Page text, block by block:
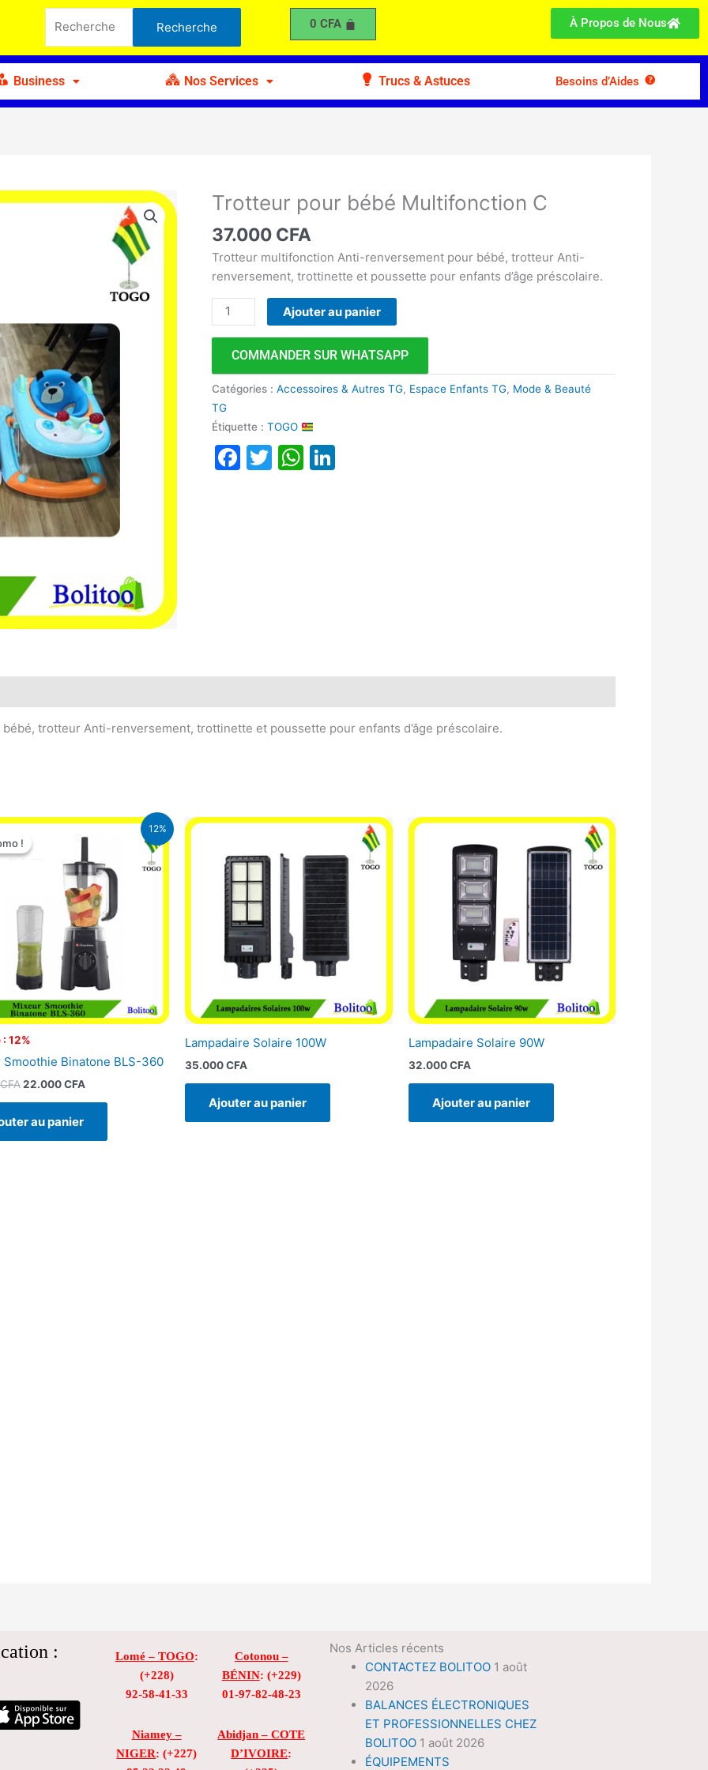
pour :
Recherche 0 CFA À Propos de Nous
Business Nos Services Trucs & Astuces Besoins d’Aides
Trotteur pour bébé Multifonction C
37.000 CFA
Trotteur multifonction Anti-renversement pour bébé, trotteur Anti-
renversement, trottinette et poussette pour enfants d’âge préscolaire.
quantité
Trotteur
pour
bébé
Ajouter au panier
COMMANDER SUR WHATSAPP
Catégories :Accessoires & Autres TG, Espace Enfants TG, Mode & Beauté
TG
Étiquette :TOGO
Facebook
TwitterWhatsApp
trotteur Anti-renversement, trottinette et poussette pour enfants d’âge préscolaire.
12%
!
12%
!
Smoothie Binatone BLS-360
CFA
Le
initial
25.000 CFA.
22.000CFA
Le
prix
est :
22.000 CFA.
au panier
Lampadaire Solaire 100W
35.000CFA
Ajouter au panier
Lampadaire Solaire 90W
32.000CFA
Ajouter au panier
: Lomé – TOGO:
(+228)
92-58-41-33
Niamey –
NIGER: (+227)
Cotonou –
BÉNIN: (+229)
01-97-82-48-23
Abidjan – COTE
D’IVOIRE:
Nos Articles récents
CONTACTEZ BOLITOO 1 août
2026
BALANCES ÉLECTRONIQUES
ET PROFESSIONNELLES CHEZ
BOLITOO 1 août 2026
ÉQUIPEMENTS
C